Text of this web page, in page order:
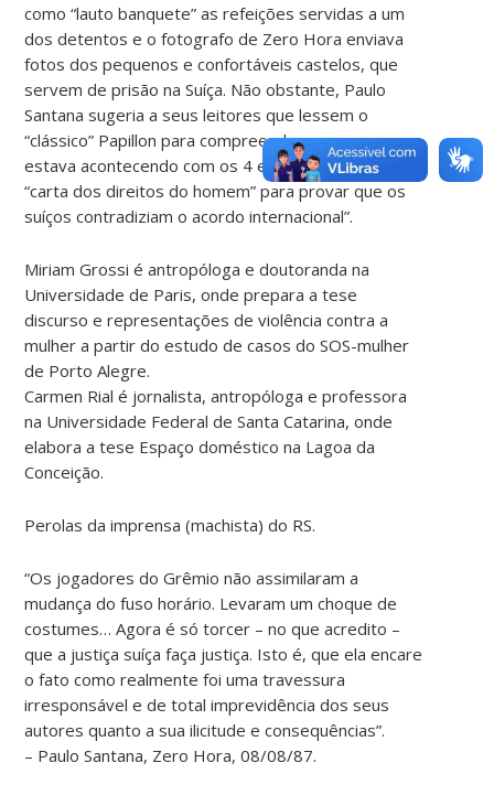
como “lauto banquete” as refeições servidas a um
dos detentos e o fotografo de Zero Hora enviava
fotos dos pequenos e confortáveis castelos, que
servem de prisão na Suíça. Não obstante, Paulo
Santana sugeria a seus leitores que lessem o
“clássico” Papillon para compreenderem o que
estava acontecendo com os 4 e citava artigos da
“carta dos direitos do homem” para provar que os
suíços contradiziam o acordo internacional”.
Miriam Grossi é antropóloga e doutoranda na
Universidade de Paris, onde prepara a tese
discurso e representações de violência contra a
mulher a partir do estudo de casos do SOS-mulher
de Porto Alegre.
Carmen Rial é jornalista, antropóloga e professora
na Universidade Federal de Santa Catarina, onde
elabora a tese Espaço doméstico na Lagoa da
Conceição.
Perolas da imprensa (machista) do RS.
“Os jogadores do Grêmio não assimilaram a
mudança do fuso horário. Levaram um choque de
costumes… Agora é só torcer – no que acredito –
que a justiça suíça faça justiça. Isto é, que ela encare
o fato como realmente foi uma travessura
irresponsável e de total imprevidência dos seus
autores quanto a sua ilicitude e consequências”.
– Paulo Santana, Zero Hora, 08/08/87.